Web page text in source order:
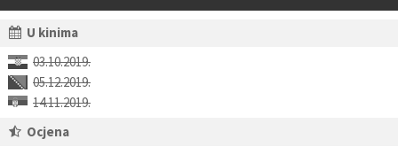
U kinima
03.10.2019.
05.12.2019.
14.11.2019.
Ocjena